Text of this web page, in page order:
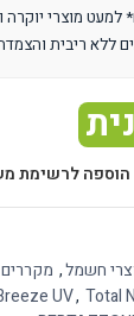
הוספה לרשימת
חשמל, מקררים
UV, Total